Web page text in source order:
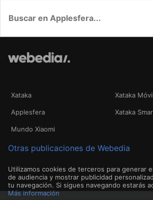
Xataka Xataka Móvil
Applesfera Xataka
Mundo Xiaomi
Otras publicaciones de Webedia
Utilizamos cookies de terceros para generar
de audiencia y mostrar publicidad
tu navegación. Si sigues navegando estarás
Más información